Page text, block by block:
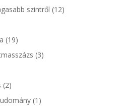
szintről (12)
(19)
(3)
(2)
(1)